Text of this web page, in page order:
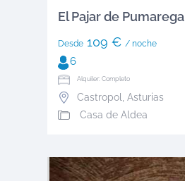
El Pajar de Pumarega
Desde109 € / noche
6
Alquiler: Completo
Castropol
Asturias
Casa de Aldea